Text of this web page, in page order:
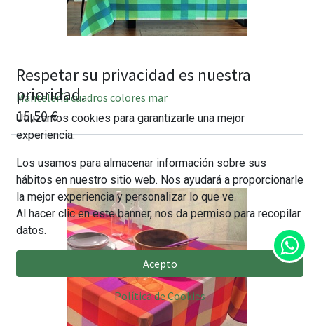
Mantelería cuadros colores mar
15,50€
Respetar su privacidad es nuestra
prioridad.
Utilizamos cookies para garantizarle una mejor
experiencia.
Los usamos para almacenar información sobre sus
hábitos en nuestro sitio web. Nos ayudará a proporcionarle
la mejor experiencia y personalizar lo que ve.
Al hacer clic en este banner, nos da permiso para recopilar
datos.
Acepto
Política de Cookies